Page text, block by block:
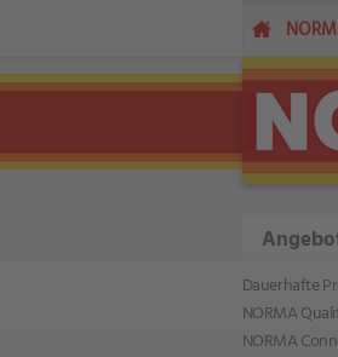
Dauerhafte
NORMA
NORMA